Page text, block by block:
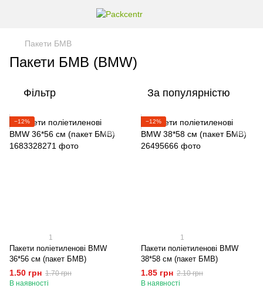
Пакети БМВ
Пакети БМВ (BMW)
Фільтр За популярністю
−12%
1
Пакети поліетиленові BMW
36*56 см (пакет БМВ)
1.50 грн 1.70 грн
В наявності
−12%
1
Пакети поліетиленові BMW
38*58 см (пакет БМВ)
1.85 грн 2.10 грн
В наявності